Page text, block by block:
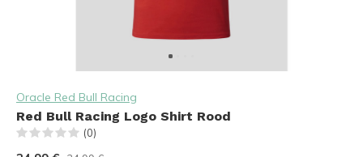
Oracle Red Bull Racing
Red Bull Racing Logo Shirt Rood
(0)